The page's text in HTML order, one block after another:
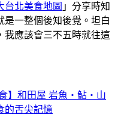
台北美食地圖 」分享時知
是一整個後知後覺。坦白
我應該會三不五時就往這
】和田屋 岩魚・鮎・山
的舌尖記憶